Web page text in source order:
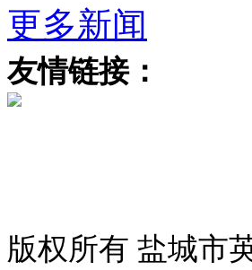
更多新闻
友情链接：
版权所有 盐城市